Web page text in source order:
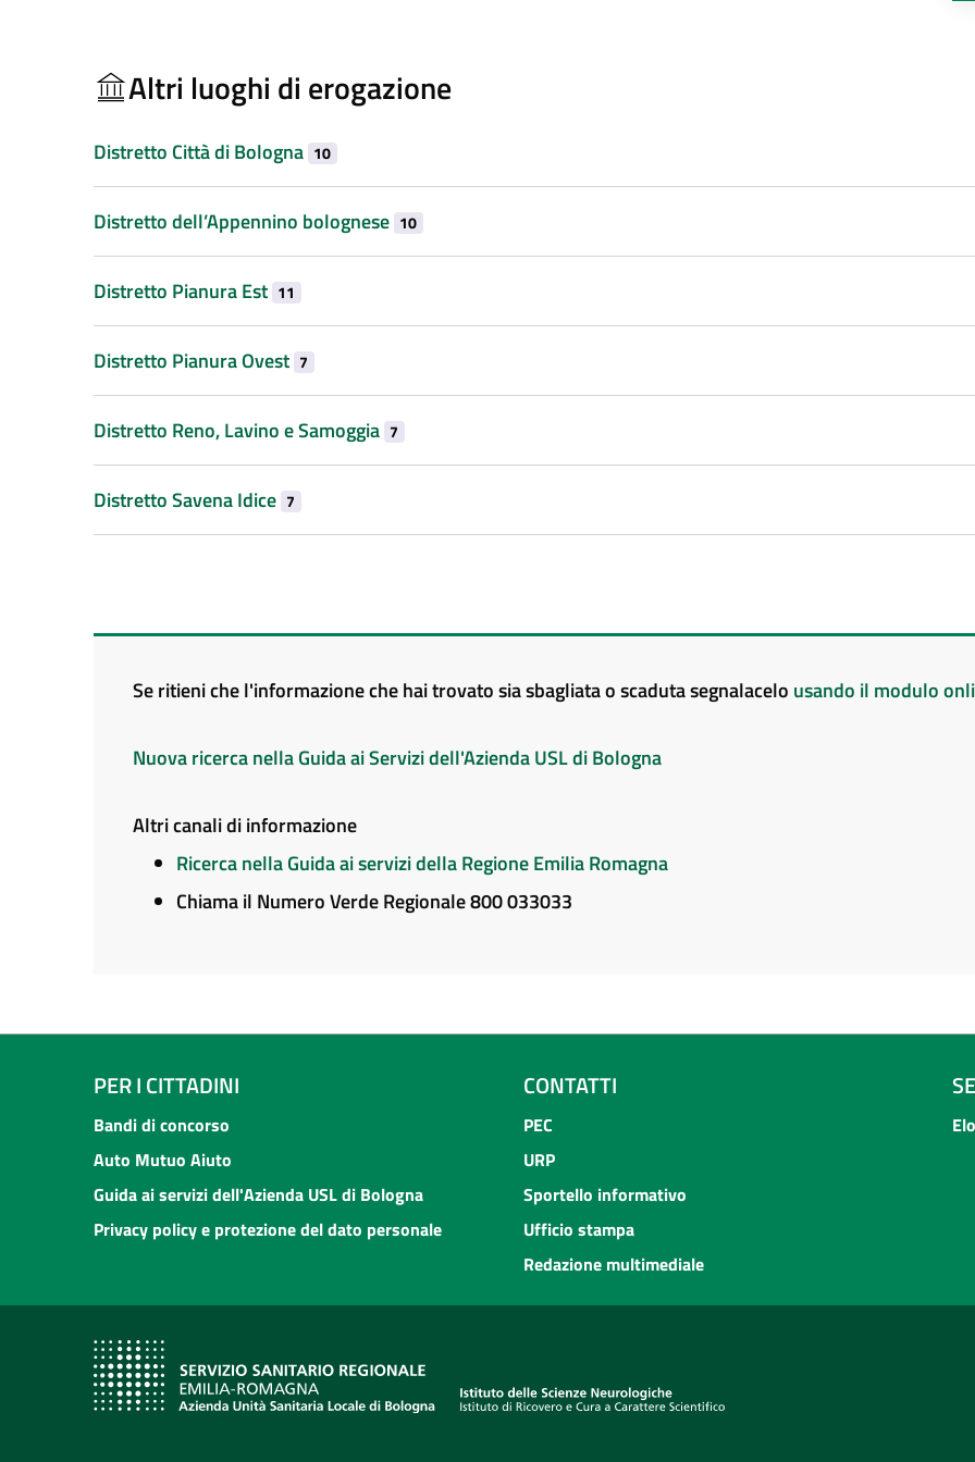
Altri luoghi di erogazione
Distretto Città di Bologna 10
Distretto dell’Appennino bolognese 10
Distretto Pianura Est 11
Distretto Pianura Ovest 7
Distretto Reno, Lavino e Samoggia 7
Distretto Savena Idice 7
Se ritieni che l'informazione che hai trovato sia sbagliata o scaduta segnalacelo usando il modulo
Nuova ricerca nella Guida ai Servizi dell'Azienda USL di Bologna
Altri canali di informazione
Ricerca nella Guida ai servizi della Regione Emilia Romagna
Chiama il Numero Verde Regionale 800 033033
PER I CITTADINI
Bandi di concorso
Auto Mutuo Aiuto
Guida ai servizi dell'Azienda USL di Bologna
Privacy policy e protezione del dato personale
CONTATTI
PEC
URP
Sportello informativo
Ufficio stampa
Redazione multimediale